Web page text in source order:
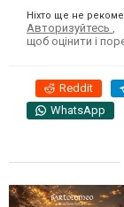
Ніхто ще не
Авторизуйтесь
щоб оцінити і
Reddit
WhatsApp